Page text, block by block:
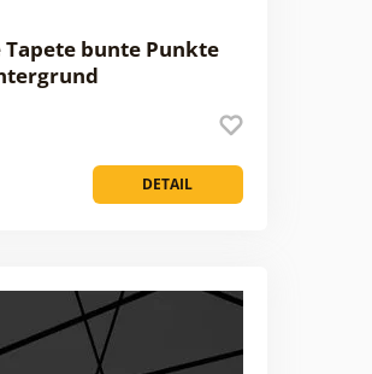
bunte Punkte
DETAIL